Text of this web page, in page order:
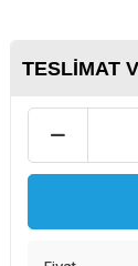
TESLIMAT